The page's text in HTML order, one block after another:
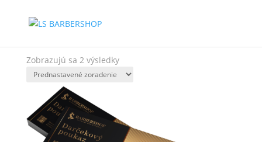
Zobrazujú sa 2 výsledky